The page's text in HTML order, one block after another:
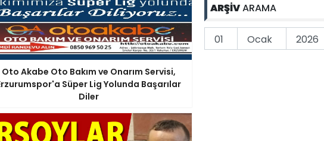
Oto Akabe Oto Bakım ve Onarım Servisi,
Süper Lig Yolunda Başarılar
Diler
ARŞİVARAMA